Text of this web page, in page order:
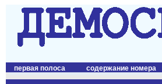
первая полоса содержание номера